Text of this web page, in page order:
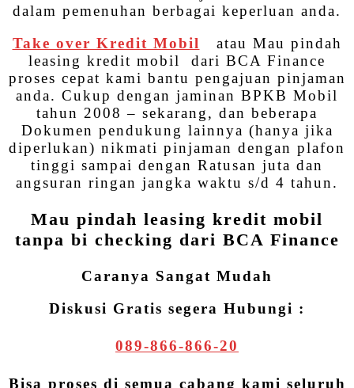
dalam pemenuhan berbagai keperluan anda.
Take over Kredit Mobil
atau Mau pindah
leasing kredit mobil dari BCA Finance
proses cepat kami bantu pengajuan pinjaman
anda. Cukup dengan jaminan BPKB Mobil
tahun 2008 – sekarang, dan beberapa
Dokumen pendukung lainnya (hanya jika
diperlukan) nikmati pinjaman dengan plafon
tinggi sampai dengan Ratusan juta dan
angsuran ringan jangka waktu s/d 4 tahun.
Mau pindah leasing kredit mobil
tanpa bi checking dari BCA Finance
Caranya Sangat Mudah
Diskusi Gratis segera Hubungi :
089-866-866-20
Bisa proses di semua cabang kami seluruh